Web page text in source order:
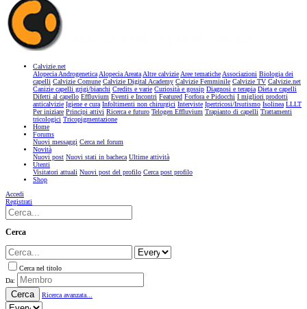
Calvizie.net
Alopecia AndrogeneticaAlopecia AreataAltre calvizieAree tematicheAssociazioni Biologia dei
capelli Calvizie Comune Calvizie Digital Academy Calvizie Femminile Calvizie TV Calvizie.net
Canizie capelli grigi/bianchi Credits e varie Curiosità e gossip Diagnosi e terapia Dieta e capelli
Difetti al capello Effluvium Eventi e Incontri Featured Forfora e Pidocchi I migliori prodotti
anticalvizie Igiene e cura Infoltimenti non chirurgici Interviste Ipertricosi/Irsutismo Isolinea LLLT
Per iniziare Principi attivi Ricerca e futuro Telogen Effluvium Trapianto di capelli Trattamenti
tricologici Tricopigmentazione
Home
Forums
Nuovi messaggi Cerca nel forum
Novità
Nuovi post Nuovi stati in bacheca Ultime attività
Utenti
Visitatori attuali Nuovi post del profilo Cerca post profilo
Shop
Accedi
Registrati
Cerca
Cerca nel titolo
Da:
Cerca Ricerca avanzata...